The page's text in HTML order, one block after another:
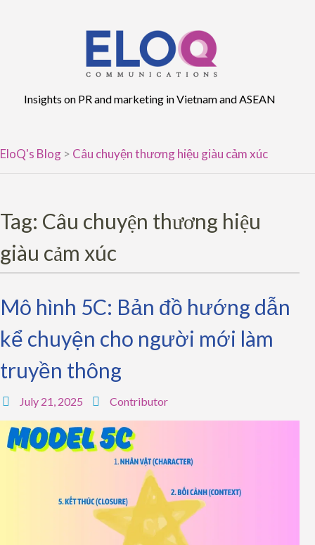
Insights on PR and marketing in Vietnam and ASEAN
EloQ's Blog > Câu chuyện thương hiệu giàu cảm xúc
Tag: Câu chuyện thương hiệu
giàu cảm xúc
Mô hình 5C: Bản đồ hướng dẫn
kể chuyện cho người mới làm
truyền thông
July 21, 2025 Contributor